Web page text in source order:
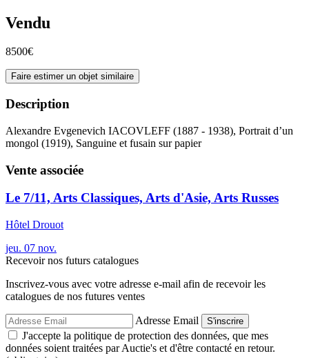
Vendu
8500€
Faire estimer un objet similaire
Description
Alexandre Evgenevich IACOVLEFF (1887 - 1938), Portrait d’un
mongol (1919), Sanguine et fusain sur papier
Vente associée
Le 7/11, Arts Classiques, Arts d'Asie, Arts Russes
Hôtel Drouot
jeu. 07 nov.
Recevoir nos futurs catalogues
Inscrivez-vous avec votre adresse e-mail afin de recevoir les
catalogues de nos futures ventes
Adresse Email S'inscrire
J'accepte la politique de protection des données, que mes
données soient traitées par Auctie's et d'être contacté en retour.